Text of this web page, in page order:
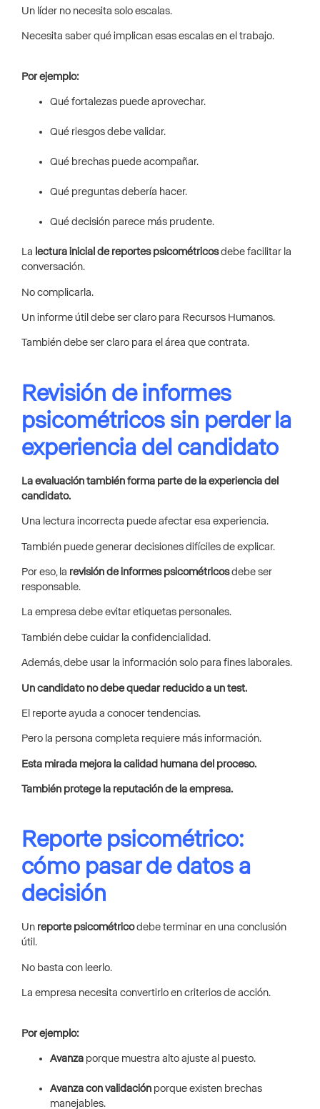
Un líder no necesita solo escalas.
Necesita saber qué implican esas escalas en el trabajo.
Por ejemplo:
Qué fortalezas puede aprovechar.
Qué riesgos debe validar.
Qué brechas puede acompañar.
Qué preguntas debería hacer.
Qué decisión parece más prudente.
La lectura inicial de reportes psicométricosdebe facilitar la
conversación.
No complicarla.
Un informe útil debe ser claro para Recursos Humanos.
También debe ser claro para el área que contrata.
Revisión de informes
psicométricos sin perder la
experiencia del candidato
La evaluación también forma parte de la experiencia del
candidato.
Una lectura incorrecta puede afectar esa experiencia.
También puede generar decisiones difíciles de explicar.
Por eso, la revisión de informes psicométricosdebe ser
responsable.
La empresa debe evitar etiquetas personales.
También debe cuidar la confidencialidad.
Además, debe usar la información solo para fines laborales.
Un candidato no debe quedar reducido a un test.
El reporte ayuda a conocer tendencias.
Pero la persona completa requiere más información.
Esta mirada mejora la calidad humana del proceso.
También protege la reputación de la empresa.
Reporte psicométrico:
cómo pasar de datos a
decisión
Un reporte psicométricodebe terminar en una conclusión
útil.
No basta con leerlo.
La empresa necesita convertirlo en criterios de acción.
Por ejemplo:
Avanza porque muestra alto ajuste al puesto.
Avanza con validación porque existen brechas
manejables.